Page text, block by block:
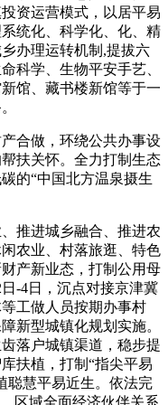
资运营模式，以居平易
统化、科学化、化、精
办理运转机制,提拔六
科学、生物平安手艺、
馆、藏书楼新馆等于一
合做，环绕公共办事设
扶关怀。全力打制生态
的“中国北方温泉摄生
推进城乡融合、推进农
农业、村落旅逛、特色
产新业态，打制公用母
-4日，沉点对接京津冀
工做人员按期办事村
新型城镇化规划实施。
落户城镇渠道，稳步提
扶植，打制“指尖平易
聪慧平易近生。依法完
区域全面经济伙伴关系